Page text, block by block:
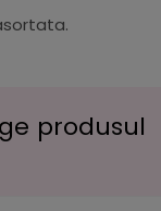
produsul